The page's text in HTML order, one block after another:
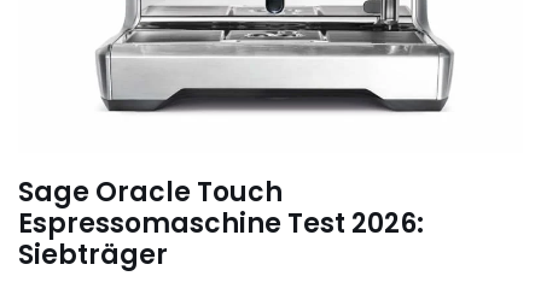
Sage Oracle Touch
Espressomaschine Test 2026:
Siebträger